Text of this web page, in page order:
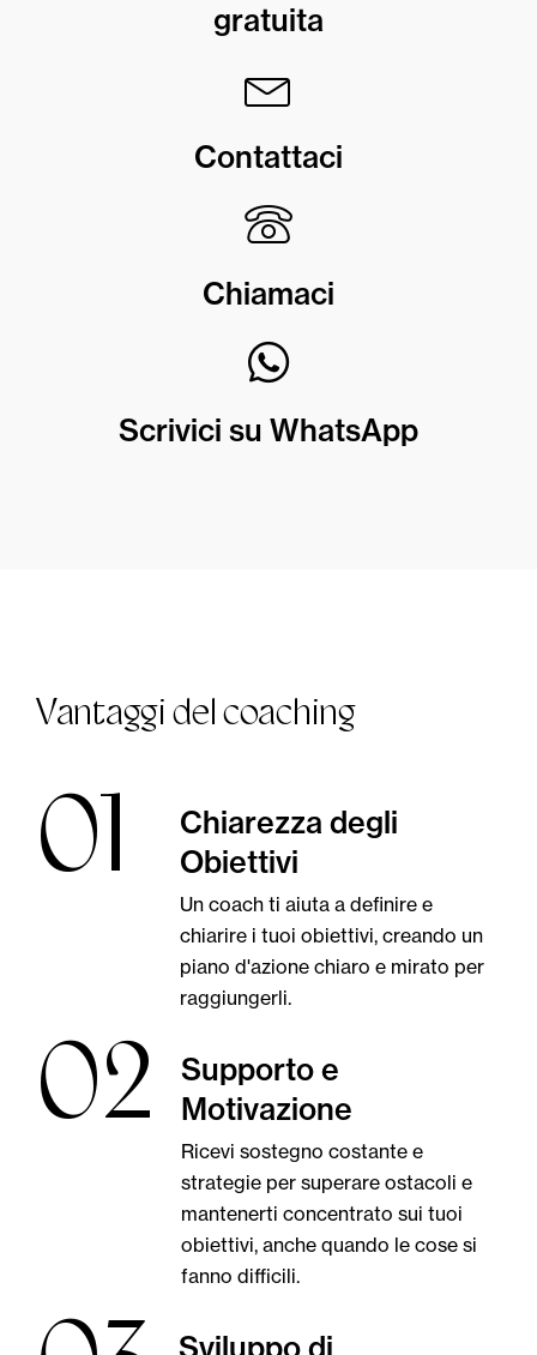
gratuita
Contattaci
Chiamaci
Scrivici su WhatsApp
Vantaggi del coaching
01
Chiarezza degli
Obiettivi
Un coach ti aiuta a definire e
chiarire i tuoi obiettivi, creando un
piano d'azione chiaro e mirato per
raggiungerli.
02
Supporto e
Motivazione
Ricevi sostegno costante e
strategie per superare ostacoli e
mantenerti concentrato sui tuoi
obiettivi, anche quando le cose si
fanno difficili.
Sviluppo di